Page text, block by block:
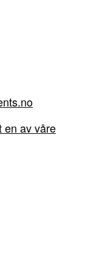
en av våre